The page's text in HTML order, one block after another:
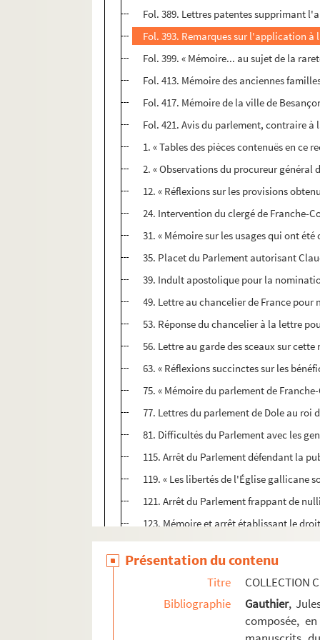
Fol. 389. Lettres patentes supprimant
Fol. 393. Remarques sur l'application à
Fol. 399. « Mémoire... au sujet de la
Fol. 413. Mémoire des anciennes
Fol. 417. Mémoire de la ville de
Fol. 421. Avis du parlement, contraire
1. « Tables des pièces contenuës en ce
2. « Observations du procureur général
12. « Réflexions sur les provisions
24. Intervention du clergé de Franche-
31. « Mémoire sur les usages qui ont
35. Placet du Parlement autorisant
39. Indult apostolique pour la
49. Lettre au chancelier de France
53. Réponse du chancelier à la lettre
56. Lettre au garde des sceaux sur
63. « Réflexions succinctes sur les
75. « Mémoire du parlement de
77. Lettres du parlement de Dole au roi
81. Difficultés du Parlement avec les
115. Arrêt du Parlement défendant la
119. « Les libertés de l'Église gallicane
121. Arrêt du Parlement frappant de
123. Mémoire et arrêt établissant le
137. Délibération du clergé de France
151. Mémoire anecdotique sur les
161. Mémoire exposant la nécessité
165. Mémoires sur la codification et
183. Mémoires concernant les limites
Présentation du contenu
Titre
COLLECTION
Bibliographie
Gauthier,
composée,